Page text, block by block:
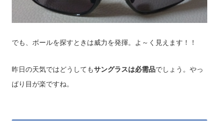
でも、ボールを探すときは威力を発揮。よ～く見えます！！
昨日の天気ではどうしてもサングラスは必需品でしょう。やっ
ぱり目が楽ですね。